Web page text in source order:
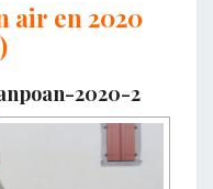
air en 2020
2020-2